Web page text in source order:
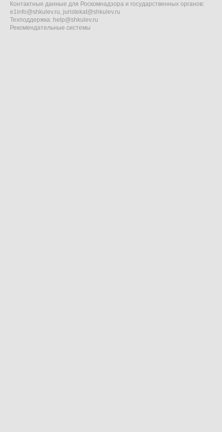
Контактные данные для Роскомнадзора и государственных органов:
e1info@shkulev.ru, juristekat@shkulev.ru
Техподдержка: help@shkulev.ru
Рекомендательные системы